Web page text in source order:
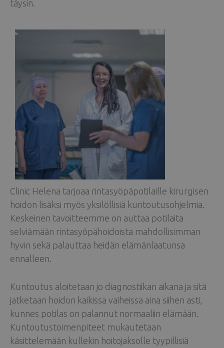
täysin.
Clinic Helena tarjoaa rintasyöpäpotilaille kirurgisen
hoidon lisäksi myös yksilöllisiä kuntoutusohjelmia.
Keskeinen tavoitteemme on auttaa potilaita
selviämään rintasyöpähoidoista mahdollisimman
hyvin sekä palauttaa heidän elämänlaatunsa
ennalleen.
Kuntoutus aloitetaan jo diagnostiikan aikana ja sitä
jatketaan hoidon kaikissa vaiheissa aina siihen asti,
kunnes potilas on palannut normaaliin elämään.
Kuntoutustoimenpiteet mukautetaan
käsittelemään kullekin hoitojaksolle tyypillisiä